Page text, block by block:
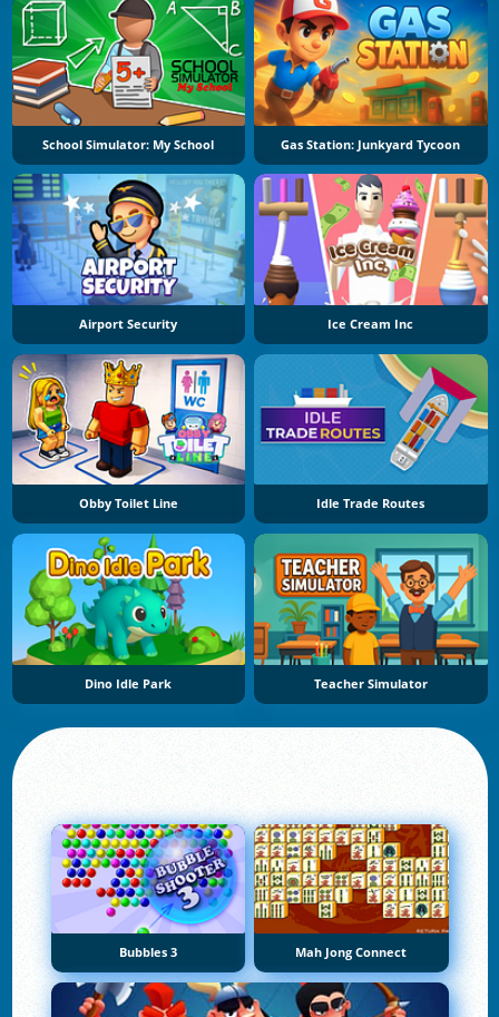
School Simulator: My School Gas Station: Junkyard Tycoon
Airport Security Ice Cream Inc
Obby Toilet Line Idle Trade Routes
Dino Idle Park Teacher Simulator
Bubbles 3 Mah Jong Connect